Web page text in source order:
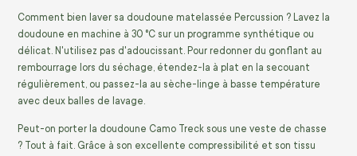
Comment bien laver sa doudoune matelassée Percussion ? Lavez la
doudoune en machine à 30 °C sur un programme synthétique ou
délicat. N'utilisez pas d'adoucissant. Pour redonner du gonflant au
rembourrage lors du séchage, étendez-la à plat en la secouant
régulièrement, ou passez-la au sèche-linge à basse température
avec deux balles de lavage.
Peut-on porter la doudoune Camo Treck sous une veste de chasse
? Tout à fait. Grâce à son excellente compressibilité et son tissu